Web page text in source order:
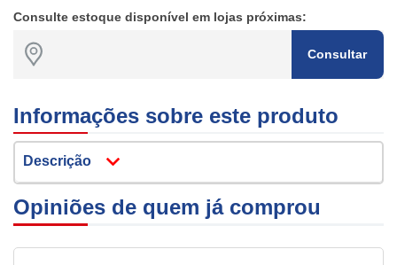
Consulte estoque disponível em lojas próximas:
Consultar
Informações sobre este produto
Descrição
Opiniões de quem já comprou